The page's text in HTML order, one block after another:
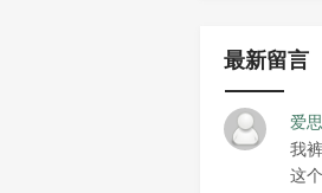
最新留言
爱
我
这